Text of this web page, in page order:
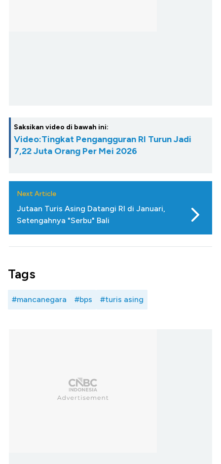
Saksikan video di bawah ini:
Video:Tingkat Pengangguran RI Turun Jadi
7,22 Juta Orang Per Mei 2026
Next Article
Jutaan Turis Asing Datangi RI di Januari,
Setengahnya "Serbu" Bali
Tags
#mancanegara #bps #turis asing